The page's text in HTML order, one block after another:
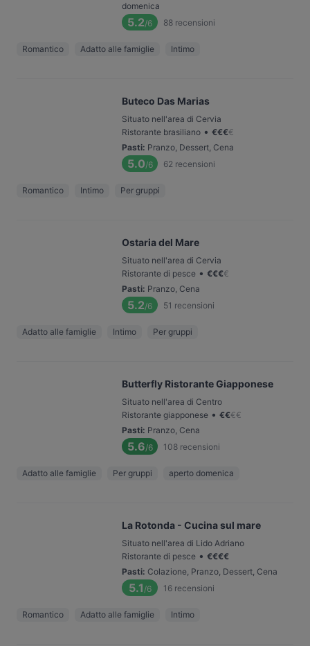
domenica
5.2/6 88 recensioni
Romantico Adatto alle famiglie Intimo
Buteco Das Marias
Situato nell'area di Cervia
Ristorante brasiliano • €€€€
Pasti: Pranzo, Dessert, Cena
5.0/6 62 recensioni
Romantico Intimo Per gruppi
Ostaria del Mare
Situato nell'area di Cervia
Ristorante di pesce • €€€€
Pasti: Pranzo, Cena
5.2/6 51 recensioni
Adatto alle famiglie Intimo Per gruppi
Butterfly Ristorante Giapponese
Situato nell'area di Centro
Ristorante giapponese • €€€€
Pasti: Pranzo, Cena
5.6/6 108 recensioni
Adatto alle famiglie Per gruppi aperto domenica
La Rotonda - Cucina sul mare
Situato nell'area di Lido Adriano
Ristorante di pesce • €€€€
Pasti: Colazione, Pranzo, Dessert, Cena
5.1 /6 16 recensioni
Romantico Adatto alle famiglie Intimo